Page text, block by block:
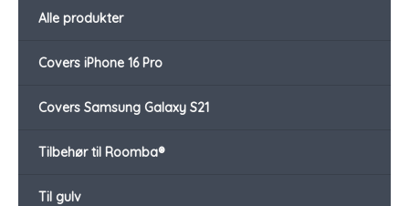
Alle produkter
Covers iPhone 16 Pro
Covers Samsung Galaxy S21
Tilbehør til Roomba®
Til gulv